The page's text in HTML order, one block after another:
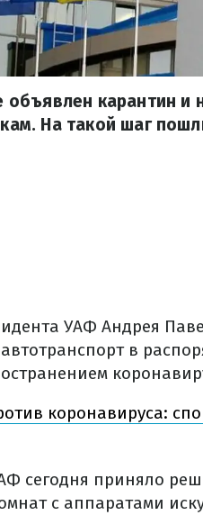
объявлен карантин и
На такой шаг
УАФ Андрея
в
коронавируса:
сегодня приняло
с аппаратами